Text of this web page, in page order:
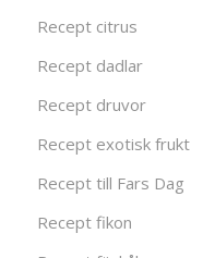
Recept citrus
Recept dadlar
Recept druvor
Recept exotisk frukt
Recept till Fars Dag
Recept fikon